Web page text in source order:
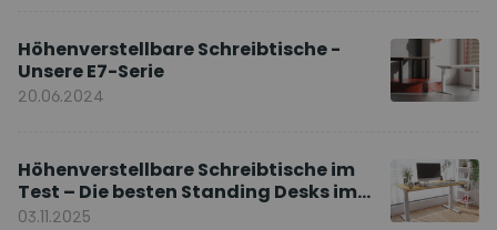
Höhenverstellbare Schreibtische -
Unsere E7-Serie
20.06.2024
Höhenverstellbare Schreibtische im
Test – Die besten Standing Desks im
Vergleich
03.11.2025